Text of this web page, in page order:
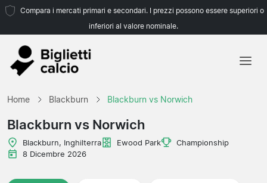
Compara i mercati primari e secondari. I prezzi possono essere superiori o
inferiori al valore nominale.
Home Blackburn Blackburn vs Norwich
Blackburn vs Norwich
Blackburn, Inghilterra Ewood Park
Championship
8 Dicembre 2026